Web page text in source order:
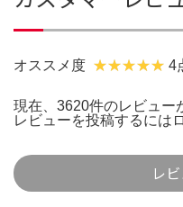
オススメ度 4
現在、3620件のレビュー
レビューを投稿するには
レ